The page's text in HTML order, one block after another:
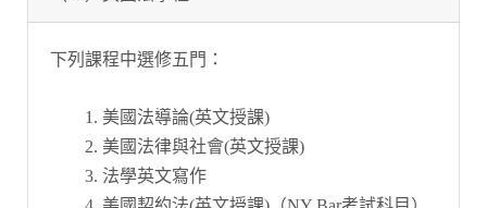
下列課程中選修五門：
美國法導論(英文授課)
美國法律與社會(英文授課)
法學英文寫作